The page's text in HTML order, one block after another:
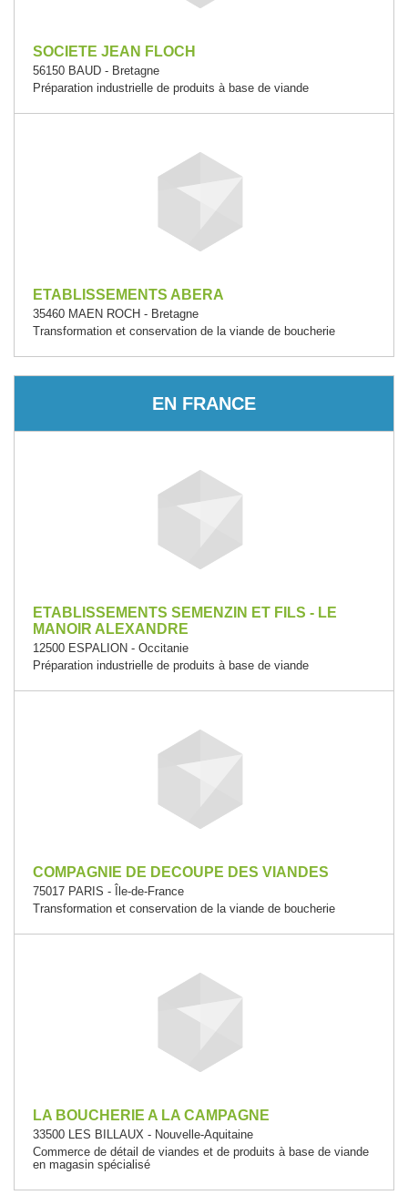
SOCIETE JEAN FLOCH
56150 BAUD - Bretagne
Préparation industrielle de produits à base de viande
ETABLISSEMENTS ABERA
35460 MAEN ROCH - Bretagne
Transformation et conservation de la viande de boucherie
EN FRANCE
ETABLISSEMENTS SEMENZIN ET FILS - LE
MANOIR ALEXANDRE
12500 ESPALION - Occitanie
Préparation industrielle de produits à base de viande
COMPAGNIE DE DECOUPE DES VIANDES
75017 PARIS - Île-de-France
Transformation et conservation de la viande de boucherie
LA BOUCHERIE A LA CAMPAGNE
33500 LES BILLAUX - Nouvelle-Aquitaine
Commerce de détail de viandes et de produits à base de viande
en magasin spécialisé